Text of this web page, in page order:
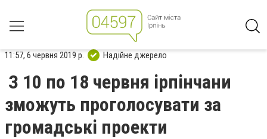
11:57, 6 червня 2019 р. Надійне джерело
З 10 по 18 червня ірпінчани
зможуть проголосувати за
громадські проекти